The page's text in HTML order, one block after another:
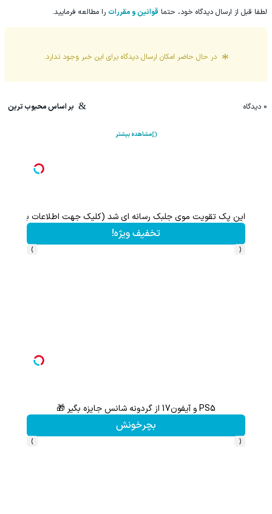
لطفا قبل از ارسال دیدگاه خود، حتما قوانین و مقررات را مطالعه فرمایید.
در حال حاضر امکان ارسال دیدگاه برای این خبر وجود ندارد.
0 دیدگاه بر اساس محبوب ترین
مشاهده بیشتر
این پک تقویت موی جلبک رسانه ای شد (کلیک جهت اطلاعات بیشتر)
تخفیف ویژه!
‹
›
PS5 و آیفون17 از گردونه شانس جایزه بگیر 🎁
بچرخونش
‹
›